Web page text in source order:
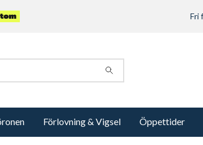
Fri
Förlovning & Vigsel Öppettider